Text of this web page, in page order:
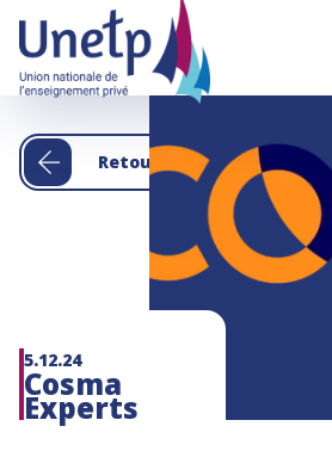
Retour aux actualités
5.12.24
Cosma
Experts